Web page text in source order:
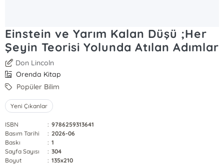
Einstein ve Yarım Kalan Düşü ;Her
Şeyin Teorisi Yolunda Atılan Adımlar
Don Lincoln
Orenda Kitap
Popüler Bilim
Yeni Çıkanlar
ISBN : 9786259313641
Basım Tarihi
: 2026-06
Baskı
: 1
Sayfa Sayısı
: 304
Boyut
: 135x210